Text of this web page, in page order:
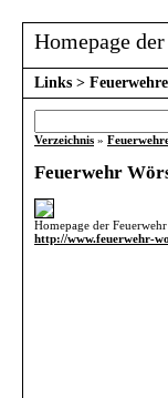
Homepage
Links >
Verzeichnis »
Feuerwehr
Homepage der
http://www.feuerwehr-